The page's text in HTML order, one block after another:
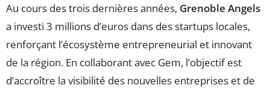
Au cours des trois dernières années, Grenoble Angels
a investi 3 millions d’euros dans des startups locales,
renforçant l’écosystème entrepreneurial et innovant
de la région. En collaborant avec Gem, l’objectif est
d’accroître la visibilité des nouvelles entreprises et de